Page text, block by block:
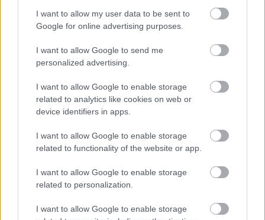
I want to allow my user data to be sent to
Google for online advertising purposes.
I want to allow Google to send me
personalized advertising.
I want to allow Google to enable storage
related to analytics like cookies on web or
device identifiers in apps.
I want to allow Google to enable storage
related to functionality of the website or app.
I want to allow Google to enable storage
related to personalization.
I want to allow Google to enable storage
Klasszikus hangú, hangszeres hiphop
dal az első nagylemezére készülő
WAVY-től: Karzat-dalpremier
srecorder 2023. május 12.
kollektíva: a május 5-én megjelent, amolyan